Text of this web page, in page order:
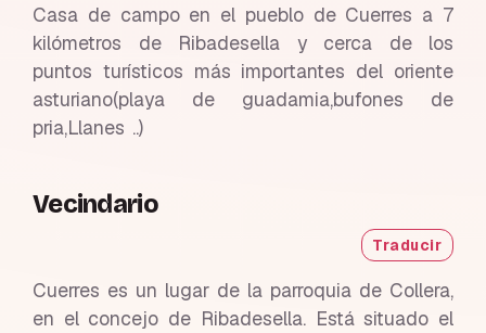
Casa de campo en el pueblo de Cuerres a 7
kilómetros de Ribadesella y cerca de los
puntos turísticos más importantes del oriente
asturiano(playa de guadamia,bufones de
pria,Llanes ..)
Vecindario
Traducir
Cuerres es un lugar de la parroquia de Collera,
en el concejo de Ribadesella. Está situado el